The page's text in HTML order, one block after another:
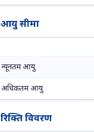
आयु सीमा
न्यूनतम आयु
अधिकतम आयु
रिक्ति विवरण